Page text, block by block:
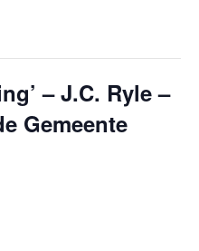
– J.C. Ryle –
Gemeente